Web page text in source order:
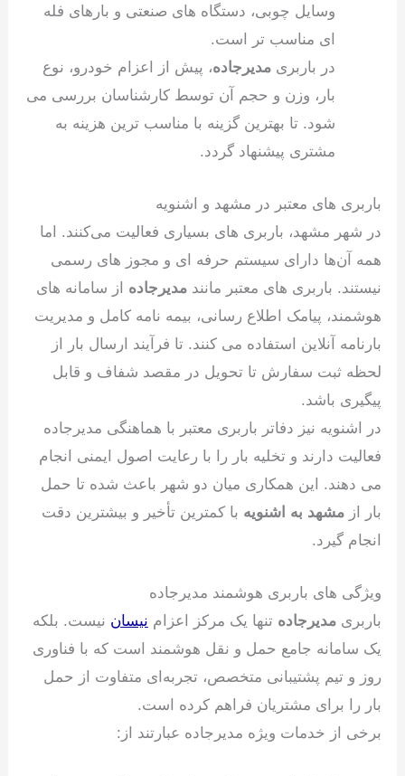
وسایل چوبی، دستگاه های صنعتی و بارهای فله
ای مناسب تر است.
در باربریمدیرجاده، پیش از اعزام خودرو، نوع
بار، وزن و حجم آن توسط کارشناسان بررسی می
شود. تا بهترین گزینه با مناسب ترین هزینه به
مشتری پیشنهاد گردد.
باربری های معتبر در مشهد و اشنویه
در شهر مشهد، باربری های بسیاری فعالیت می‌کنند. اما
همه آن‌ها دارای سیستم حرفه ای و مجوز های رسمی
نیستند. باربری های معتبر مانندمدیرجاده از سامانه های
هوشمند، پیامک اطلاع رسانی، بیمه نامه کامل و مدیریت
بارنامه آنلاین استفاده می کنند. تا فرآیند ارسال بار از
لحظه ثبت سفارش تا تحویل در مقصد شفاف و قابل
پیگیری باشد.
در اشنویه نیز دفاتر باربری معتبر با هماهنگی مدیرجاده
فعالیت دارند و تخلیه بار را با رعایت اصول ایمنی انجام
می دهند. این همکاری میان دو شهر باعث شده تا حمل
بار ازمشهد به اشنویه با کمترین تأخیر و بیشترین دقت
انجام گیرد.
ویژگی های باربری هوشمند مدیرجاده
باربریمدیرجاده تنها یک مرکز اعزام نیسان نیست. بلکه
یک سامانه جامع حمل‌ و نقل هوشمند است که با فناوری
روز و تیم پشتیبانی متخصص، تجربه‌ای متفاوت از حمل
بار را برای مشتریان فراهم کرده است.
برخی از خدمات ویژه مدیرجاده عبارتند از: